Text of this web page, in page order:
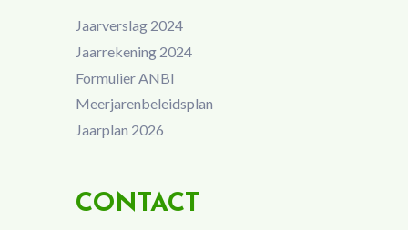
Jaarverslag 2024
Jaarrekening 2024
Formulier ANBI
Meerjarenbeleidsplan
Jaarplan 2026
CONTACT